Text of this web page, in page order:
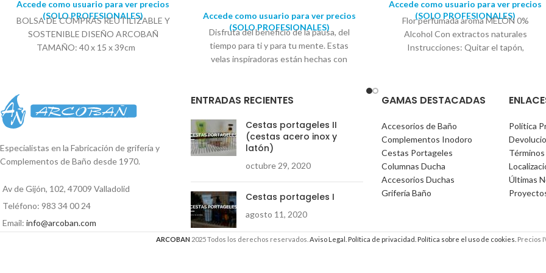
Accede como usuario para ver precios
(SOLO PROFESIONALES)
BOLSA DE COMPRAS REUTILIZABLE Y
SOSTENIBLE DISEÑO ARCOBAÑ
TAMAÑO: 40 x 15 x 39cm
Accede como usuario para ver precios
(SOLO PROFESIONALES)
Disfruta del beneficio de la pausa, del
tiempo para ti y para tu mente. Estas
velas inspiradoras están hechas con
cualquier rincón donde quieras poner un
Descansa en los perfumes de tu hogar.
Tus estancias están preparadas. Vela
aromática, simboliza un estilo de vida
relajado. Nos recuerda la importancia de
la desconexión y el confort con sus
sencillos y favorecedores diseños. Su
colección de aromas crea ambientes de
bienestar y nos hace disfrutar aún más
de la intimidad de nuestro hogar.
Persigue la filosofía de cuidar los detalles
Accede como usuario para ver precios
(SOLO PROFESIONALES)
Flor perfumada aroma MELÓN 0%
Alcohol Con extractos naturales
Instrucciones: Quitar el tapón,
hogar
Especialistas en la Fabricación de grifería y
Complementos de Baño desde 1970.
Av de Gijón, 102, 47009 Valladolid
Teléfono: 983 34 00 24
Email: info@arcoban.com
ENTRADAS RECIENTES
Cestas portageles II
(cestas acero inox y
latón)
octubre 29, 2020
Cestas portageles I
agosto 11, 2020
GAMAS DESTACADAS
Accesorios de Baño
Complementos Inodoro
Cestas Portageles
Columnas Ducha
Accesorios Duchas
Grifería Baño
Política
Últimas
ARCOBAN 2025 Todos los derechos reservados. Aviso Legal. Política de privacidad. Política sobre el uso de cookies. Precios